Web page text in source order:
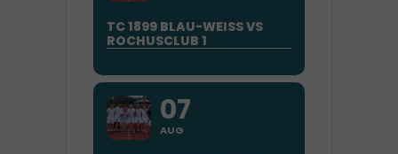
TC 1899 BLAU-WEISS VS
ROCHUSCLUB 1
07
AUG